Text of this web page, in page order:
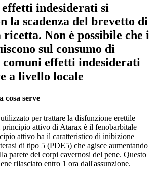
indesiderati si
la scadenza del brevetto di
ricetta. Non è possibile che i
sul consumo di
effetti indesiderati
a livello locale
cosa serve
per trattare la disfunzione erettile
attivo di Atarax è il fenobarbitale
attivo ha il caratteristico di inibizione
di tipo 5 (PDE5) che agisce aumentando
parete dei corpi cavernosi del pene. Questo
rilasciato entro 1 ora dall'assunzione.